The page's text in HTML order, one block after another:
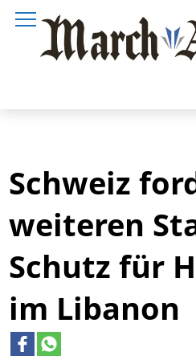
Schweiz
weiteren
Schutz für
im Libanon